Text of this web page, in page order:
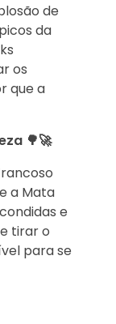
de
da
os
que a
🌳🚀
a Mata
e
tirar o
para se